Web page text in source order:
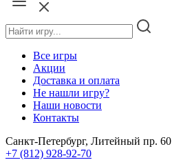
Все игры
Акции
Доставка и оплата
Не нашли игру?
Наши новости
Контакты
Санкт-Петербург, Литейный пр. 60
+7 (812) 928-92-70